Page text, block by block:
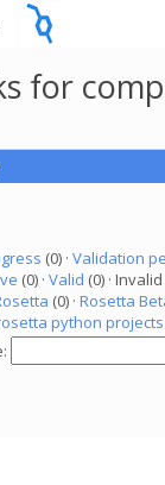
for
(0) · Validation
(0) · Valid (0) · Invalid
(0) · Rosetta
python projects